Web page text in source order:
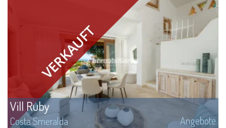
Vill Ruby
Costa Smeralda Angebote